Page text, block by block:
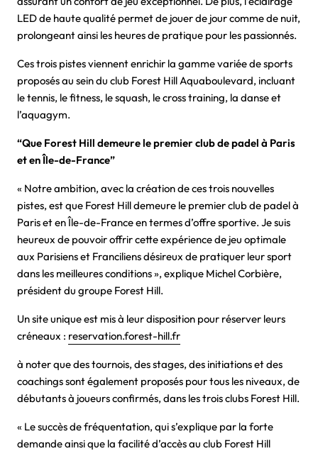
LED de haute qualité permet de jouer de jour comme de nuit,
prolongeant ainsi les heures de pratique pour les passionnés.
Ces trois pistes viennent enrichir la gamme variée de sports
proposés au sein du club Forest Hill Aquaboulevard, incluant
le tennis, le fitness, le squash, le cross training, la danse et
l’aquagym.
“Que Forest Hill demeure le premier club de padel à Paris
et en Île-de-France”
« Notre ambition, avec la création de ces trois nouvelles
pistes, est que Forest Hill demeure le premier club de padel à
Paris et en Île-de-France en termes d’offre sportive. Je suis
heureux de pouvoir offrir cette expérience de jeu optimale
aux Parisiens et Franciliens désireux de pratiquer leur sport
dans les meilleures conditions », explique Michel Corbière,
président du groupe Forest Hill.
Un site unique est mis à leur disposition pour réserver leurs
créneaux : reservation.forest-hill.fr
à noter que des tournois, des stages, des initiations et des
coachings sont également proposés pour tous les niveaux, de
débutants à joueurs confirmés, dans les trois clubs Forest Hill.
« Le succès de fréquentation, qui s’explique par la forte
demande ainsi que la facilité d’accès au club Forest Hill